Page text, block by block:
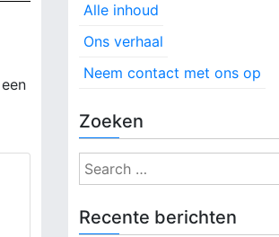
Alle inhoud
Ons verhaal
Neem contact met ons op
Zoeken
S
e
a
rRecente berichten